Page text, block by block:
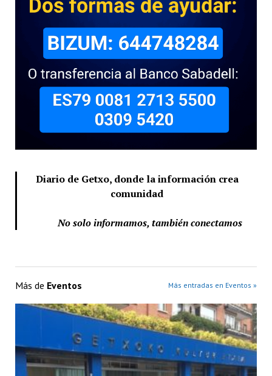
Diario de Getxo, donde la información crea
comunidad
No solo informamos, también conectamos
Más de Eventos Más entradas en Eventos »